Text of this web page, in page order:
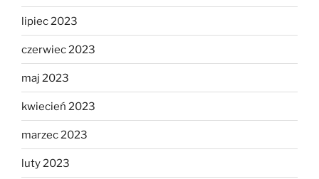
lipiec 2023
czerwiec 2023
maj 2023
kwiecień 2023
marzec 2023
luty 2023